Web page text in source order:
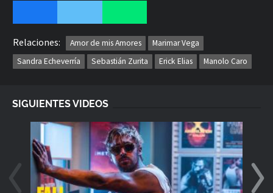
Relaciones: Amor de mis Amores
Marimar Vega
Sandra Echeverría
Sebastián Zurita Erick Elias Manolo Caro
SIGUIENTES VIDEOS